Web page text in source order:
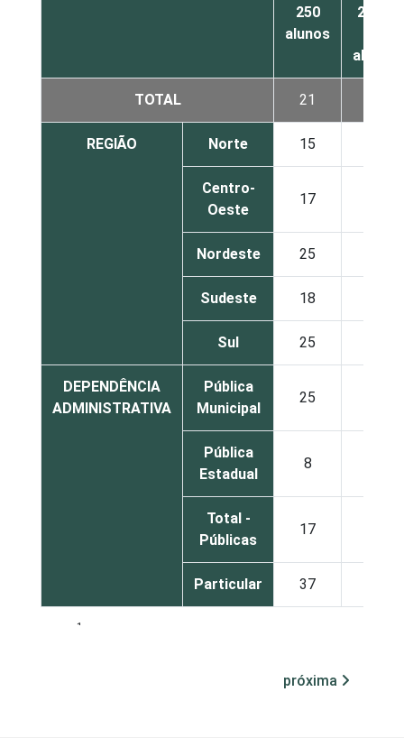
250
alunos
251 a
alunos
TOTAL 21
REGIÃO Norte 15
Centro-
Oeste
17
Nordeste 25
Sudeste 18
Sul 25
DEPENDÊNCIA
ADMINISTRATIVA
Pública
Municipal
25
Pública
Estadual
8
Total -
Públicas
17
Particular 37
1
Fonte: NIC.br - set 2014 / mar 2015próxima